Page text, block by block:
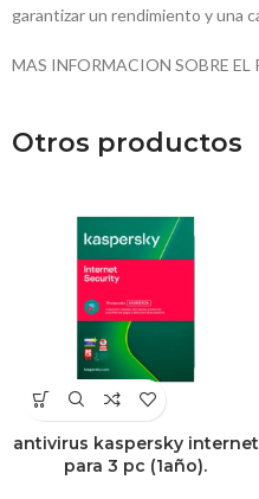
garantizar un rendimiento y una
MAS INFORMACION SOBRE
Otros productos
antivirus kaspersky internet
para 3 pc (1año).